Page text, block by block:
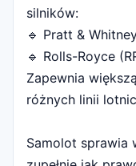
silników:
🔹 Pratt &
🔹 Rolls-Royce
Zapewnia
różnych linii
Samolot sprawia